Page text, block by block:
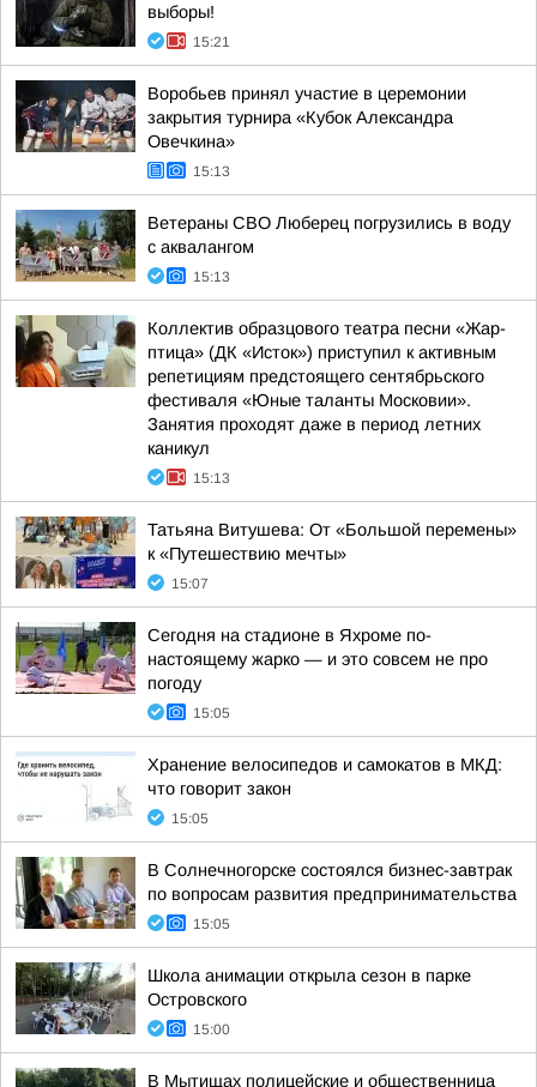
выборы!
15:21
Воробьев принял участие в церемонии
закрытия турнира «Кубок Александра
Овечкина»
15:13
Ветераны СВО Люберец погрузились в воду
с аквалангом
15:13
Коллектив образцового театра песни «Жар-
птица» (ДК «Исток») приступил к активным
репетициям предстоящего сентябрьского
фестиваля «Юные таланты Московии».
Занятия проходят даже в период летних
каникул
15:13
Татьяна Витушева: От «Большой перемены»
к «Путешествию мечты»
15:07
Сегодня на стадионе в Яхроме по-
настоящему жарко — и это совсем не про
погоду
15:05
Хранение велосипедов и самокатов в МКД:
что говорит закон
15:05
В Солнечногорске состоялся бизнес-завтрак
по вопросам развития предпринимательства
15:05
Школа анимации открыла сезон в парке
Островского
15:00
В Мытищах полицейские и общественница